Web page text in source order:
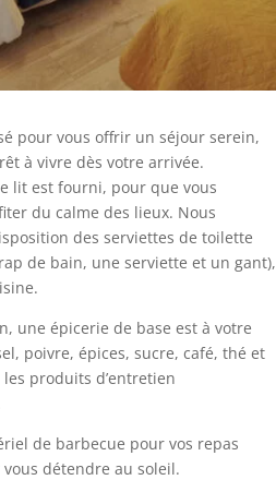
pour vous offrir un séjour serein,
à vivre dès votre arrivée.
lit est fourni, pour que vous
du calme des lieux. Nous
des serviettes de toilette
de bain, une serviette et un gant),
une épicerie de base est à votre
poivre, épices, sucre, café, thé et
produits d’entretien
de barbecue pour vos repas
détendre au soleil.